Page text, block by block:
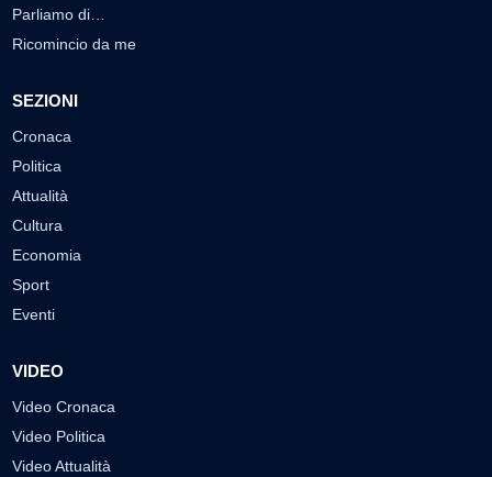
Parliamo di…
Ricomincio da me
SEZIONI
Cronaca
Politica
Attualità
Cultura
Economia
Sport
Eventi
VIDEO
Video Cronaca
Video Politica
Video Attualità